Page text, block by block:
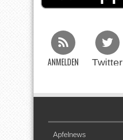
ANMELDEN Twitter
Apfelnews